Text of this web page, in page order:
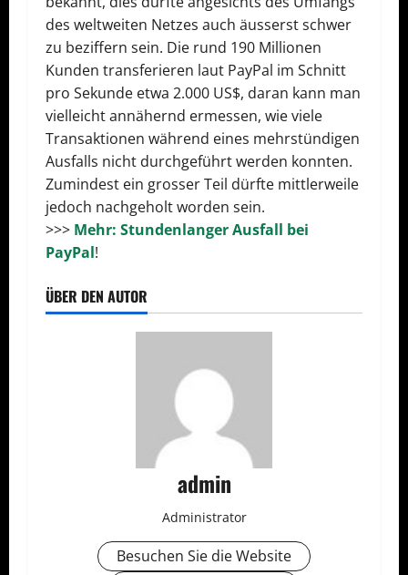
des weltweiten Netzes auch äusserst schwer
zu beziffern sein. Die rund 190 Millionen
Kunden transferieren laut PayPal im Schnitt
pro Sekunde etwa 2.000 US$, daran kann man
vielleicht annähernd ermessen, wie viele
Transaktionen während eines mehrstündigen
Ausfalls nicht durchgeführt werden konnten.
Zumindest ein grosser Teil dürfte mittlerweile
jedoch nachgeholt worden sein.
>>> Mehr: Stundenlanger Ausfall bei
PayPal!
ÜBER DEN AUTOR
admin
Administrator
Besuchen Sie die Website